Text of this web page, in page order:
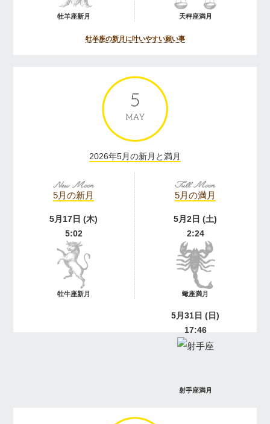
牡羊座新月 天秤座満月
牡羊座の新月に叶いやすい願い事
2026年5月の新月と満月
5月の新月
5月17日 (木)
5:02
牡牛座新月
5月の満月
5月2日 (土)
2:24
蠍座満月
5月31日 (日)
17:46
射手座満月